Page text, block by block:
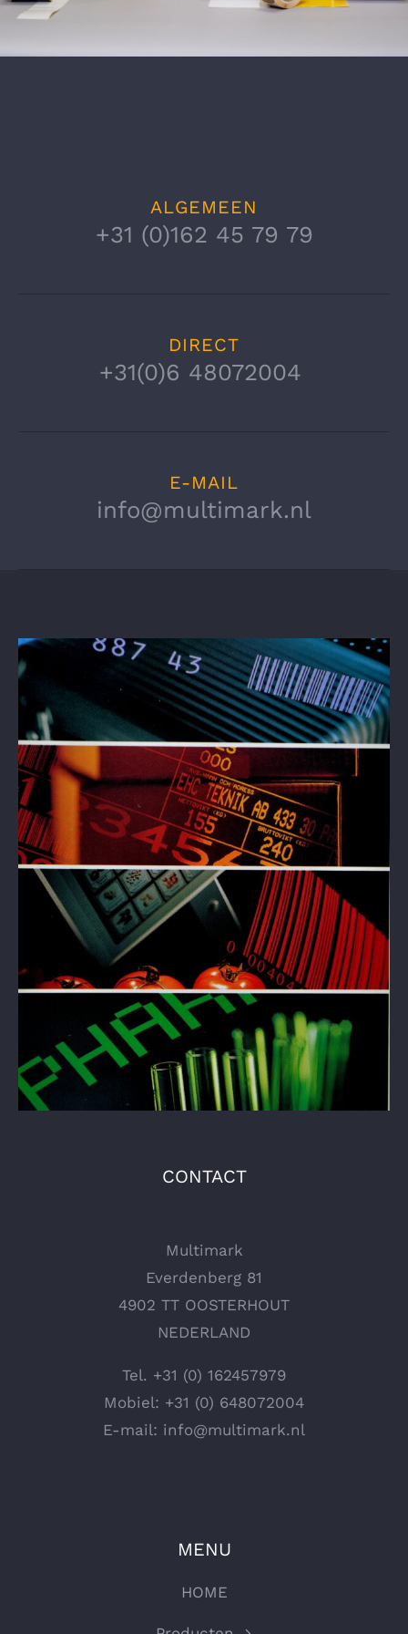
Export markeringen
Papier- en kartonproductie
ALGEMEEN
+31 (0)162 45 79 79
DIRECT
+31(0)6 48072004
E-MAIL
info@multimark.nl
CONTACT
Multimark
Everdenberg 81
4902 TT OOSTERHOUT
NEDERLAND
Tel. +31 (0) 162457979
Mobiel: +31 (0) 648072004
E-mail: info@multimark.nl
MENU
HOME